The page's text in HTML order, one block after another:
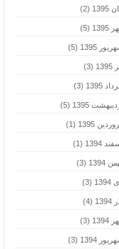
1395 (5)
(3)
1395 (5)
1395 (1)
(1)
(3)
1394 (3)